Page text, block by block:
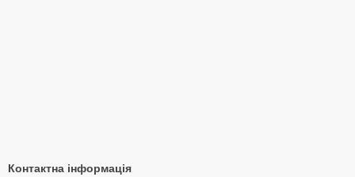
Контактна інформація